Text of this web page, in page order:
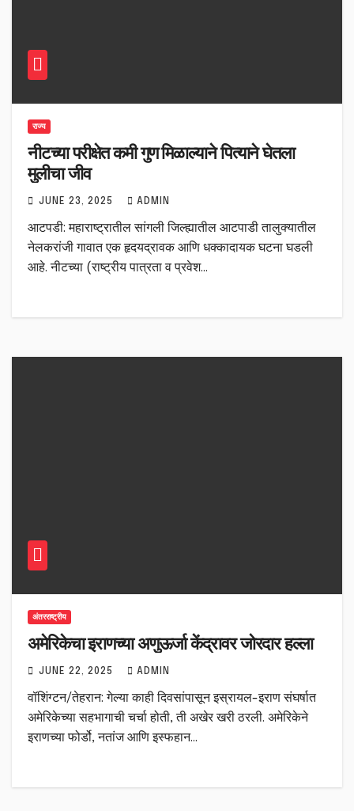
राज्य
नीटच्या परीक्षेत कमी गुण मिळाल्याने पित्याने घेतला
मुलीचा जीव
JUNE 23, 2025 ADMIN
आटपडी: महाराष्ट्रातील सांगली जिल्ह्यातील आटपाडी तालुक्यातील
नेलकरांजी गावात एक हृदयद्रावक आणि धक्कादायक घटना घडली
आहे. नीटच्या (राष्ट्रीय पात्रता व प्रवेश…
अंतरराष्ट्रीय
अमेरिकेचा इराणच्या अणुऊर्जा केंद्रावर जोरदार हल्ला
JUNE 22, 2025 ADMIN
वॉशिंग्टन/तेहरान: गेल्या काही दिवसांपासून इस्रायल-इराण संघर्षात
अमेरिकेच्या सहभागाची चर्चा होती, ती अखेर खरी ठरली. अमेरिकेने
इराणच्या फोर्डो, नतांज आणि इस्फहान…